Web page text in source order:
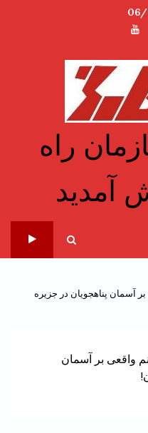
06/
یوتیوب
راه
آمدید
آسمان پناهجویان در جزیره
واقعی بر آسمان